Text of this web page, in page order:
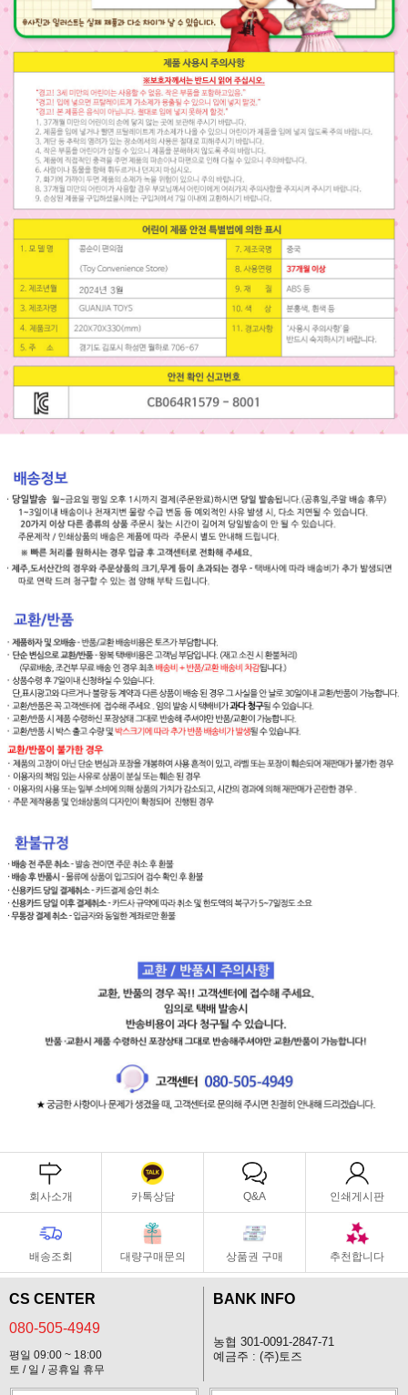
회사소개 카톡상담 Q&A 인쇄게시판
배송조회 대량구매문의 상품권 구매 추천합니다
CS CENTER
080-505-4949
평일 09:00 ~ 18:00
토 / 일 / 공휴일 휴무
BANK INFO
농협 301-0091-2847-71
예금주 : (주)토즈